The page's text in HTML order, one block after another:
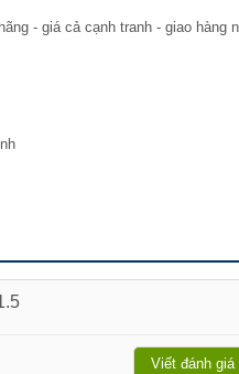
- giá cả cạnh tranh - giao hàng
Viết đánh giá